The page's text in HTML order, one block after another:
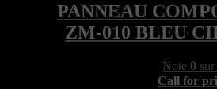
PANNEAU
ZM-010 BLEU
Note 0 sur
Call for